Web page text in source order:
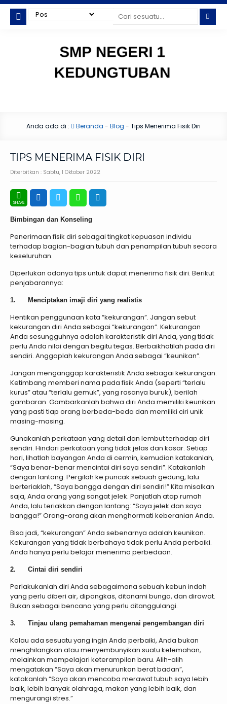
Anda ada di : Beranda - Blog - Tips Menerima Fisik Diri
TIPS MENERIMA FISIK DIRI
Diterbitkan : Sabtu, 1 Oktober 2022
Bimbingan dan Konseling
Penerimaan fisik diri sebagai tingkat kepuasan individu
terhadap bagian-bagian tubuh dan penampilan tubuh secara
keseluruhan.
Diperlukan adanya tips untuk dapat menerima fisik diri. Berikut
penjabarannya:
1. Menciptakan imaji diri yang realistis
Hentikan penggunaan kata “kekurangan”. Jangan sebut
kekurangan diri Anda sebagai “kekurangan”. Kekurangan
Anda sesungguhnya adalah karakteristik diri Anda, yang tidak
perlu Anda nilai dengan begitu tegas. Berbaikhatilah pada diri
sendiri. Anggaplah kekurangan Anda sebagai “keunikan”.
Jangan menganggap karakteristik Anda sebagai kekurangan.
Ketimbang memberi nama pada fisik Anda (seperti “terlalu
kurus” atau “terlalu gemuk”, yang rasanya buruk), berilah
gambaran. Gambarkanlah bahwa diri Anda memiliki keunikan
yang pasti tiap orang berbeda-beda dan memiliki ciri unik
masing-masing.
Gunakanlah perkataan yang detail dan lembut terhadap diri
sendiri. Hindari perkataan yang tidak jelas dan kasar. Setiap
hari, lihatlah bayangan Anda di cermin, kemudian katakanlah,
“Saya benar-benar mencintai diri saya sendiri”. Katakanlah
dengan lantang. Pergilah ke puncak sebuah gedung, lalu
berteriaklah, “Saya bangga dengan diri sendiri!” Kita misalkan
saja, Anda orang yang sangat jelek. Panjatlah atap rumah
Anda, lalu teriakkan dengan lantang: “Saya jelek dan saya
bangga!” Orang-orang akan menghormati keberanian Anda.
Bisa jadi, “kekurangan” Anda sebenarnya adalah keunikan.
Kekurangan yang tidak berbahaya tidak perlu Anda perbaiki.
Anda hanya perlu belajar menerima perbedaan.
2. Cintai diri sendiri
Perlakukanlah diri Anda sebagaimana sebuah kebun indah
yang perlu diberi air, dipangkas, ditanami bunga, dan dirawat.
Bukan sebagai bencana yang perlu ditanggulangi.
3. Tinjau ulang pemahaman mengenai pengembangan diri
Kalau ada sesuatu yang ingin Anda perbaiki, Anda bukan
menghilangkan atau menyembunyikan suatu kelemahan,
melainkan mempelajari keterampilan baru. Alih-alih
mengatakan “Saya akan menurunkan berat badan”,
katakanlah “Saya akan mencoba merawat tubuh saya lebih
baik, lebih banyak olahraga, makan yang lebih baik, dan
mengurangi stres.”